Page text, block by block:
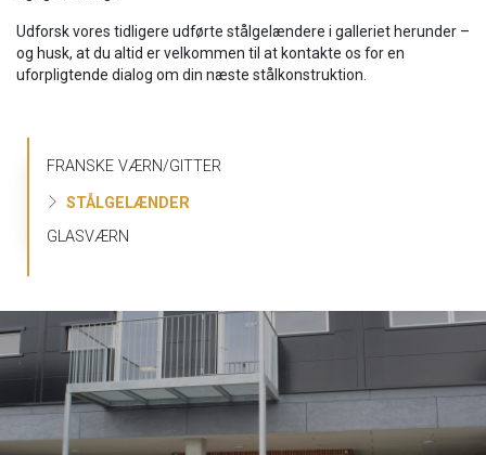
Udforsk vores tidligere udførte stålgelændere i galleriet herunder –
og husk, at du altid er velkommen til at kontakte os for en
uforpligtende dialog om din næste stålkonstruktion.
Primær
FRANSKE VÆRN/GITTER
STÅLGELÆNDER
GLASVÆRN